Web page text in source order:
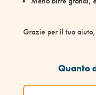
Grazie per il tuo
Quanto